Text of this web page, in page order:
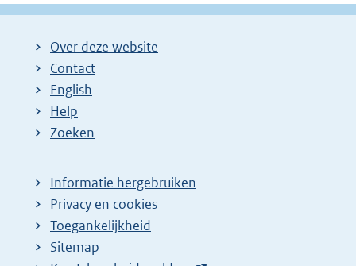
Over deze website
Contact
English
Help
Zoeken
Informatie hergebruiken
Privacy en cookies
Toegankelijkheid
Sitemap